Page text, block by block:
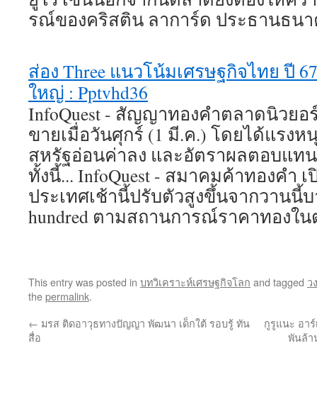
รณ์ของคริสติน ลาการ์ด ประธานธน
ส่อง Three แนวโน้มเศรษฐกิจไทย ปี
ใหญ่ : Pptvhd36
InfoQuest - สัญญาทองคำตลาดนิวย
ขายเมื่อวันศุกร์ (1 มี.ค.) โดยได้แรง
สหรัฐอ่อนค่าลง และอัตราผลตอบแท
ทั้งนี้... InfoQuest - สมาคมค้าทองคำ
ประเทศเช้านี้ปรับตัวสูงขึ้นจากวานนี้
hundred ตามสถานการณ์ราคาทองใ
This entry was posted in บทวิเคราะห์เศรษฐกิจโลก and tagged ว
thepermalink.
← มรส ติดอาวุธทางปัญญา พัฒนา เด็กใต้ รอบรู้ ทัน
สื่อ
กูรูแนะ อา
พันล้า